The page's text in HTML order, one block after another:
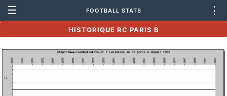
☰ FOOTBALL STATS ⋮
HISTORIQUE RC PARIS B